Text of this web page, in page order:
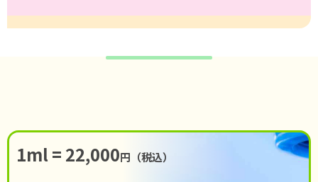
1ml = 22,000円（税込）